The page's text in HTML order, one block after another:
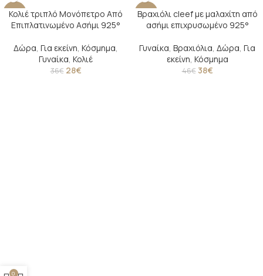
-22%
Κολιέ τριπλό Μονόπετρο Από
Επιπλατινωμένο Ασήμι 925°
Δώρα, Για εκείνη, Κόσμημα,
Γυναίκα, Κολιέ
36€ 28€
-17%
Βραχιόλι cleef με μαλαχίτη από
ασήμι επιχρυσωμένο 925°
Γυναίκα, Βραχιόλια, Δώρα, Για
εκείνη, Κόσμημα
46€ 38€
0